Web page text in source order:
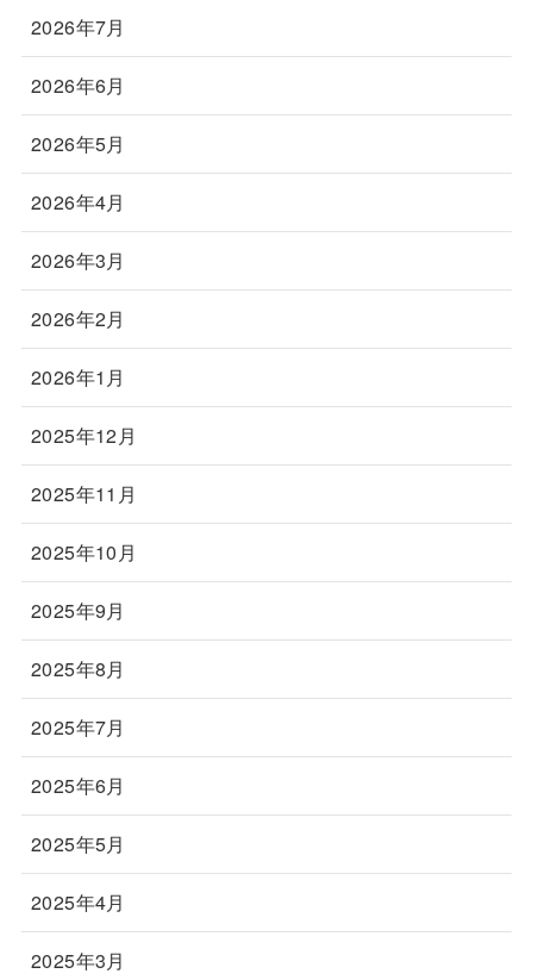
2026年7月
2026年6月
2026年5月
2026年4月
2026年3月
2026年2月
2026年1月
2025年12月
2025年11月
2025年10月
2025年9月
2025年8月
2025年7月
2025年6月
2025年5月
2025年4月
2025年3月